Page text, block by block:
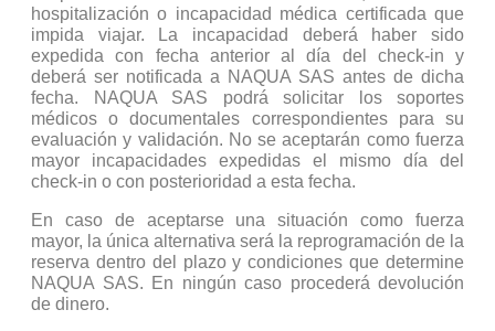
hospitalización o incapacidad médica certificada que
impida viajar. La incapacidad deberá haber sido
expedida con fecha anterior al día del check-in y
deberá ser notificada a NAQUA SAS antes de dicha
fecha. NAQUA SAS podrá solicitar los soportes
médicos o documentales correspondientes para su
evaluación y validación. No se aceptarán como fuerza
mayor incapacidades expedidas el mismo día del
check-in o con posterioridad a esta fecha.
En caso de aceptarse una situación como fuerza
mayor, la única alternativa será la reprogramación de la
reserva dentro del plazo y condiciones que determine
NAQUA SAS. En ningún caso procederá devolución
de dinero.